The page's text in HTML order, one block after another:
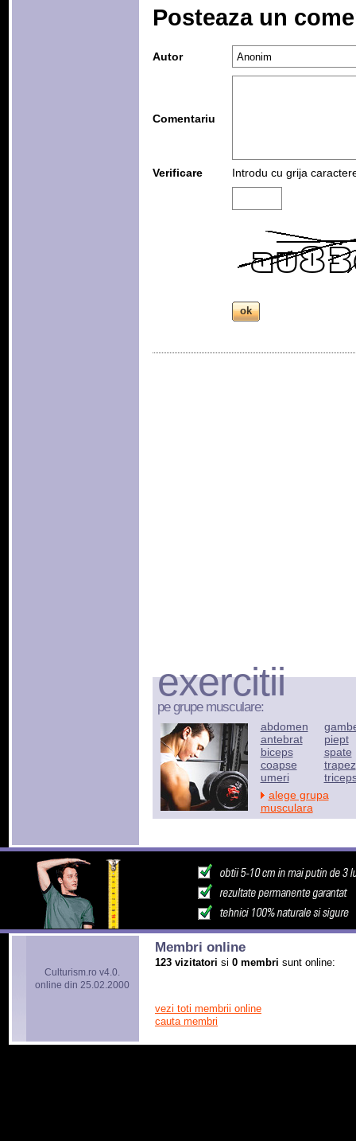
Posteaza un
Autor
Comentariu
Verificare Introdu cu grija
exercitii
pe grupe musculare:
abdomen
antebrat
biceps
coapse
umeri
piept
spate
trapez
alege grupa
musculara
Culturism.ro v4.0.
online din 25.02.2000
Membri online
123 vizitatori si 0 membri sunt online:
vezi toti membrii online
cauta membri